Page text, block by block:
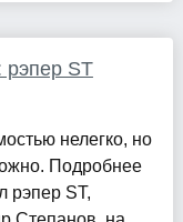
рэпер ST
нелегко, но
Подробнее
рэпер ST,